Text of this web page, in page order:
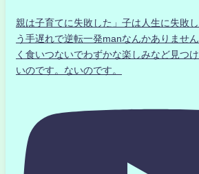
親は子育てに失敗した」子は人生に失敗
う手遅れで逆転一発manなんかありませ
く食いつないでわずかな楽しみなど見つ
いのです。ないのです。